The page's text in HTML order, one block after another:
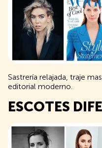
Sastrería relajada, traje
editorial moderno.
ESCOTES